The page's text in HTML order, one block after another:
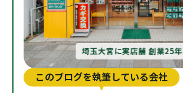
埼玉大宮に実店舗 創業25年
このブログを執筆している会社